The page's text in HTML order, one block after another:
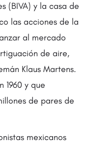
(BIVA) y la casa de
las acciones de la
al mercado
de aire,
Klaus Martens.
1960 y que
de pares de
mexicanos